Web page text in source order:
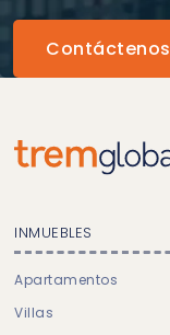
Contáctenos
INMUEBLES
Apartamentos
Villas